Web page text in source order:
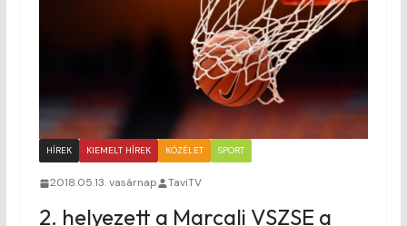
HÍREK KIEMELT HÍREK KÖZÉLET SPORT
2018.05.13. vasárnap TaviTV
2. helyezett a Marcali VSZSE a